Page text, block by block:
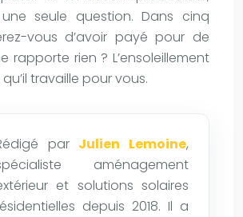
seule question. Dans cinq
vous d’avoir payé pour de
rapporte rien ? L’ensoleillement
travaille pour vous.
par Julien Lemoine,
aménagement
et solutions solaires
depuis 2018. Il a